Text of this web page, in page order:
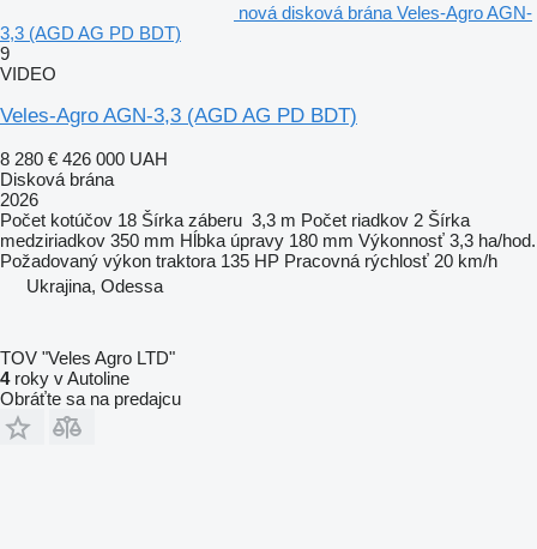
nová disková brána Veles-Agro AGN-
3,3 (AGD AG PD BDT)
9
VIDEO
Veles-Agro AGN-3,3 (AGD AG PD BDT)
8 280 € 426 000 UAH
Disková brána
2026
Počet kotúčov 18 Šírka záberu 3,3 m Počet riadkov 2 Šírka
medziriadkov 350 mm Hĺbka úpravy 180 mm Výkonnosť 3,3 ha/hod.
Požadovaný výkon traktora 135 HP Pracovná rýchlosť 20 km/h
Ukrajina, Odessa
TOV "Veles Agro LTD"
4roky v Autoline
Obráťte sa na predajcu